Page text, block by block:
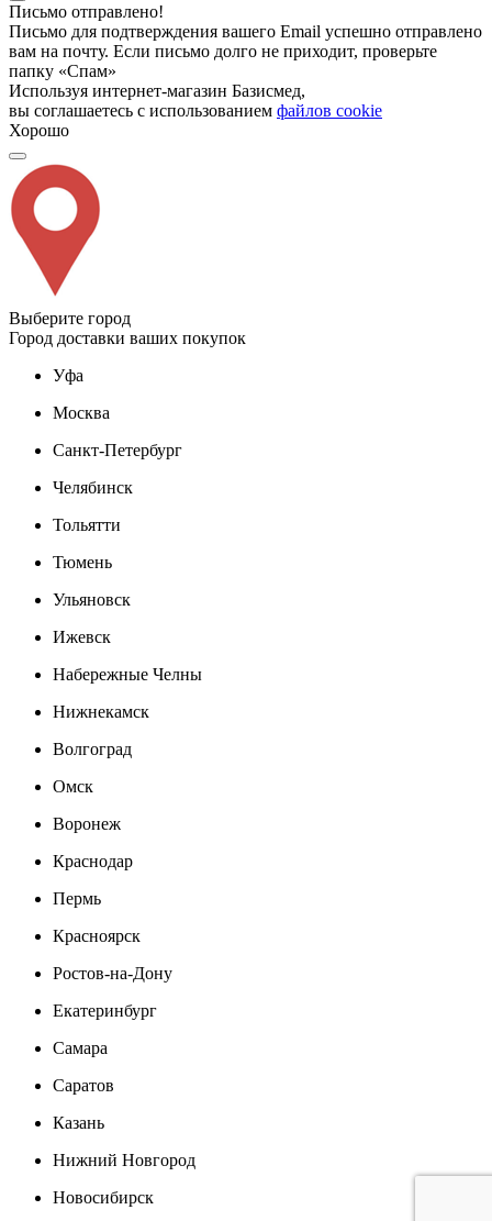
Письмо отправлено!
Письмо для подтверждения вашего Email успешно отправлено
вам на почту. Если письмо долго не приходит, проверьте
папку «Спам»
Используя интернет-магазин Базисмед,
вы соглашаетесь с использованием файлов cookie
Хорошо
Выберите город
Город доставки ваших покупок
Уфа
Москва
Санкт-Петербург
Челябинск
Тольятти
Тюмень
Ульяновск
Ижевск
Набережные Челны
Нижнекамск
Волгоград
Омск
Воронеж
Краснодар
Пермь
Красноярск
Ростов-на-Дону
Екатеринбург
Самара
Саратов
Казань
Нижний Новгород
Новосибирск